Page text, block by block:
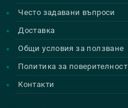
Често задавани въпроси
Доставка
Общи условия за ползване
Политика за поверителност
Контакти